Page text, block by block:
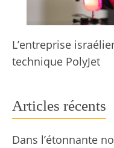
L’entreprise
technique PolyJet
Articles récents
Dans l’étonnante